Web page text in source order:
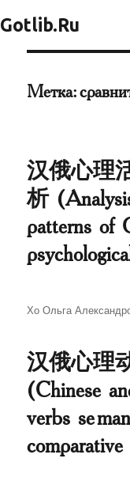
Gotlib.Ru
Метка:
汉俄心理
析
patterns of
Автор
Хо Ольга
汉俄心理
(Chinese
verbs